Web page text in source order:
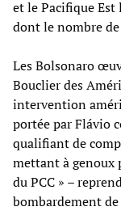
et le Pacifique Est
dont le nombre
Les Bolsonaro
Bouclier des
intervention
portée par Flávio
qualifiant de
mettant à genoux
du PCC » –
bombardement de